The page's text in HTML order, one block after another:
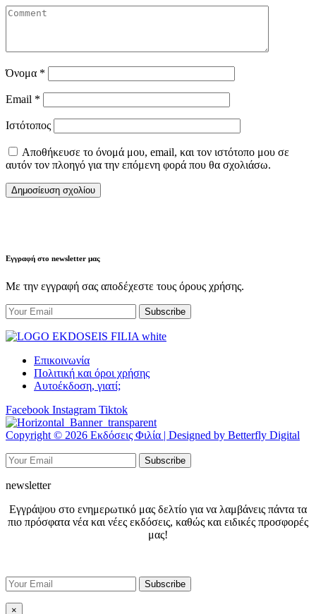
Όνομα *
Email *
Ιστότοπος
Αποθήκευσε το όνομά μου, email, και τον ιστότοπο μου σε
αυτόν τον πλοηγό για την επόμενη φορά που θα σχολιάσω.
Εγγραφή στο newsletter μας
Με την εγγραφή σας αποδέχεστε τους όρους χρήσης.
Επικοινωνία
Πολιτική και όροι χρήσης
Αυτοέκδοση, γιατί;
Facebook Instagram Tiktok
Copyright © 2026 Εκδόσεις Φιλία | Designed by Betterfly Digital
newsletter
Εγγράψου στο ενημερωτικό μας δελτίο για να λαμβάνεις πάντα τα
πιο πρόσφατα νέα και νέες εκδόσεις, καθώς και ειδικές προσφορές
μας!
×